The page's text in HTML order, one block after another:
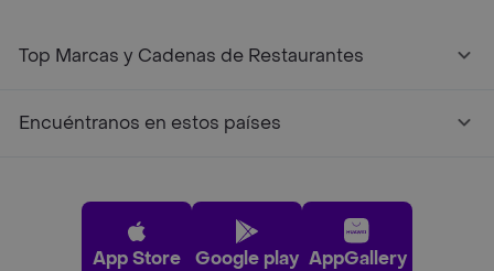
Top Marcas y Cadenas de Restaurantes
Encuéntranos en estos países
App Store Google play AppGallery